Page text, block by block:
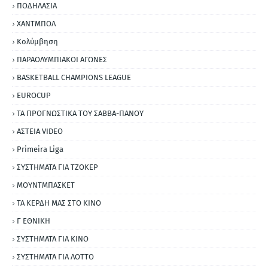
ΠΟΔΗΛΑΣΙΑ
ΧΑΝΤΜΠΟΛ
Κολύμβηση
ΠΑΡΑΟΛΥΜΠΙΑΚΟΙ ΑΓΩΝΕΣ
BASKETBALL CHAMPIONS LEAGUE
EUROCUP
ΤΑ ΠΡΟΓΝΩΣΤΙΚΑ ΤΟΥ ΣΑΒΒΑ-ΠΑΝΟΥ
ΑΣΤΕΙΑ VIDEO
Primeira Liga
ΣΥΣΤΗΜΑΤΑ ΓΙΑ ΤΖΟΚΕΡ
ΜΟΥΝΤΜΠΑΣΚΕΤ
ΤΑ ΚΕΡΔΗ ΜΑΣ ΣΤΟ ΚΙΝΟ
Γ ΕΘΝΙΚΗ
ΣΥΣΤΗΜΑΤΑ ΓΙΑ ΚΙΝΟ
ΣΥΣΤΗΜΑΤΑ ΓΙΑ ΛΟΤΤΟ